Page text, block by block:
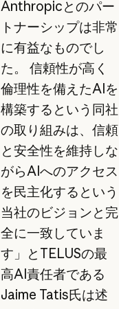
Anthropicとのパー
トナーシップは非常
に有益なものでし
た。 信頼性が高く
倫理性を備えたAIを
構築するという同社
の取り組みは、信頼
と安全性を維持しな
がらAIへのアクセス
を民主化するという
当社のビジョンと完
全に一致していま
す」とTELUSの最
高AI責任者である
Jaime Tatis氏は述